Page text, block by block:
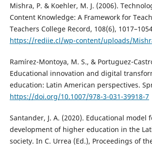
Mishra, P. & Koehler, M. J. (2006).
Content Knowledge: A Framework for
Teachers College Record, 108(6),
https://rediie.cl/wp-content/uploads/
Ramírez-Montoya, M. S., & Portuguez-
Educational innovation and digital
education: Latin American perspectives.
https://doi.org/10.1007/978-3-031-39918-7
Santander, J. A. (2020). Educational model
development of higher education in the
society. In C. Urrea (Ed.), Proceedings of